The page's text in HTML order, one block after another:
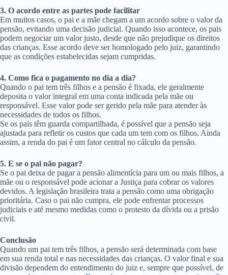
3. O acordo entre as partes pode facilitar
Em muitos casos, o pai e a mãe chegam a um acordo sobre o valor da
pensão, evitando uma decisão judicial. Quando isso acontece, os pais
podem negociar um valor justo, desde que não prejudique os direitos
das crianças. Esse acordo deve ser homologado pelo juiz, garantindo
que as condições estabelecidas sejam cumpridas.
4. Como fica o pagamento no dia a dia?
Quando o pai tem três filhos e a pensão é fixada, ele geralmente
deposita o valor integral em uma conta indicada pela mãe ou
responsável. Esse valor pode ser gerido pela mãe para atender às
necessidades de todos os filhos.
Se os pais têm guarda compartilhada, é possível que a pensão seja
ajustada para refletir os custos que cada um tem com os filhos. Ainda
assim, a renda do pai é um fator central no cálculo da pensão.
5. E se o pai não pagar?
Se o pai deixa de pagar a pensão alimentícia para um ou mais filhos, a
mãe ou o responsável pode acionar a Justiça para cobrar os valores
devidos. A legislação brasileira trata a pensão como uma obrigação
prioritária. Caso o pai não cumpra, ele pode enfrentar processos
judiciais e até mesmo medidas como o protesto da dívida ou a prisão
civil.
Conclusão
Quando um pai tem três filhos, a pensão será determinada com base
em sua renda total e nas necessidades das crianças. O valor final e sua
divisão dependem do entendimento do juiz e, sempre que possível, de